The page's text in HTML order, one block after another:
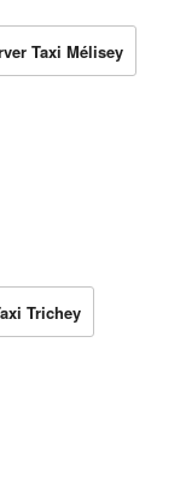
Taxi Mélisey
Trichey